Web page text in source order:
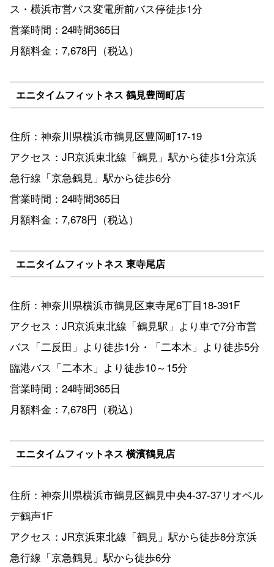
ス・横浜市営バス変電所前バス停徒歩1分
営業時間：24時間365日
月額料金：7,678円（税込）
エニタイムフィットネス 鶴見豊岡町店
住所：神奈川県横浜市鶴見区豊岡町17-19
アクセス：JR京浜東北線「鶴見」駅から徒歩1分京浜
急行線「京急鶴見」駅から徒歩6分
営業時間：24時間365日
月額料金：7,678円（税込）
エニタイムフィットネス 東寺尾店
住所：神奈川県横浜市鶴見区東寺尾6丁目18-391F
アクセス：JR京浜東北線「鶴見駅」より車で7分市営
バス「二反田」より徒歩1分・「二本木」より徒歩5分
臨港バス「二本木」より徒歩10～15分
営業時間：24時間365日
月額料金：7,678円（税込）
エニタイムフィットネス 横濱鶴見店
住所：神奈川県横浜市鶴見区鶴見中央4-37-37リオベル
デ鶴声1F
アクセス：JR京浜東北線「鶴見」駅から徒歩8分京浜
急行線「京急鶴見」駅から徒歩6分